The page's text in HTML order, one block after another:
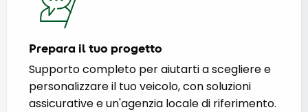
Prepara il tuo progetto
Supporto completo per aiutarti a scegliere e
personalizzare il tuo veicolo, con soluzioni
assicurative e un'agenzia locale di riferimento.